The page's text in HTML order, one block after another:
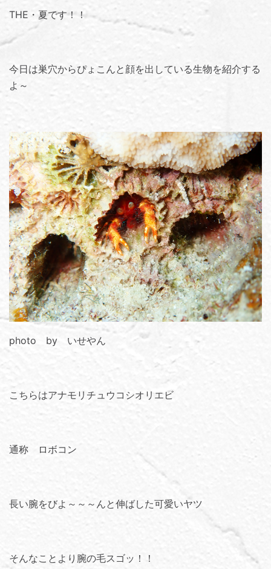
THE・夏です！！
今日は巣穴からぴょこんと顔を出している生物を紹介する
よ～
photo by いせやん
こちらはアナモリチュウコシオリエビ
通称 ロボコン
長い腕をびよ～～～んと伸ばした可愛いヤツ
そんなことより腕の毛スゴッ！！